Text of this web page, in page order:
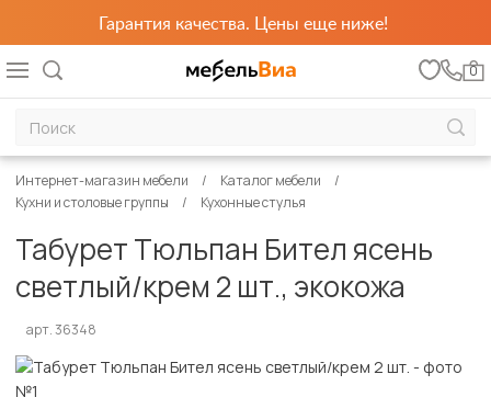
Гарантия качества. Цены еще ниже!
0
Интернет-магазин мебели
Каталог мебели
Кухни и столовые группы
Кухонные стулья
Табурет Тюльпан Бител ясень
светлый/крем 2 шт., экокожа
арт. 36348